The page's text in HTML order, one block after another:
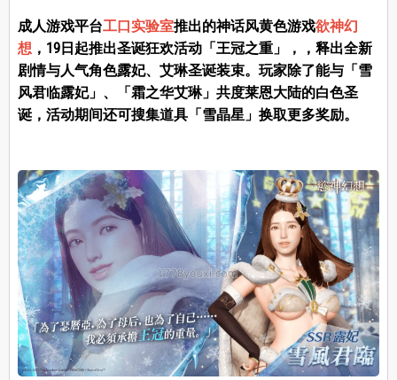
成人游戏平台工口实验室推出的神话风黄色游戏欲神幻
想，19日起推出圣诞狂欢活动「王冠之重」，，释出全新
剧情与人气角色露妃、艾琳圣诞装束。玩家除了能与「雪
风君临露妃」、「霜之华艾琳」共度莱恩大陆的白色圣
诞，活动期间还可搜集道具「雪晶星」换取更多奖励。